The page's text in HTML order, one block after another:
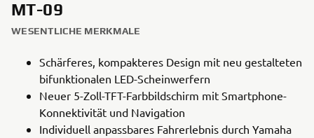
MT-09
WESENTLICHE MERKMALE
Schärferes, kompakteres Design mit neu gestalteten
bifunktionalen LED-Scheinwerfern
Neuer 5-Zoll-TFT-Farbbildschirm mit Smartphone-
Konnektivität und Navigation
Individuell anpassbares Fahrerlebnis durch Yamaha